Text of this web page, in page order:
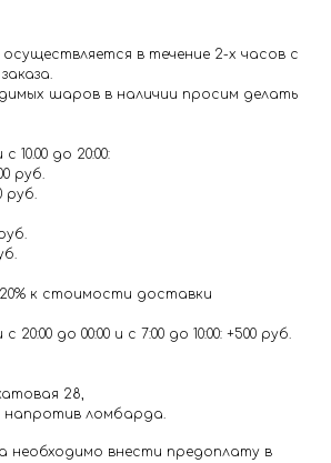
в течение 2-х часов с
шаров в наличии просим делать
до 20:00:
руб.
руб.
к стоимости доставки
до 00:00 и с 7:00 до 10:00: +500 руб.
28,
напротив ломбарда.
необходимо внести предоплату в